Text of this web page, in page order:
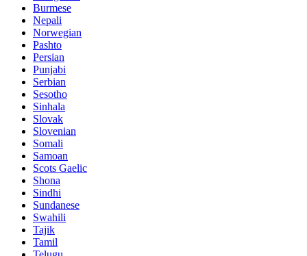
Burmese
Nepali
Norwegian
Pashto
Persian
Punjabi
Serbian
Sesotho
Sinhala
Slovak
Slovenian
Somali
Samoan
Scots Gaelic
Shona
Sindhi
Sundanese
Swahili
Tajik
Tamil